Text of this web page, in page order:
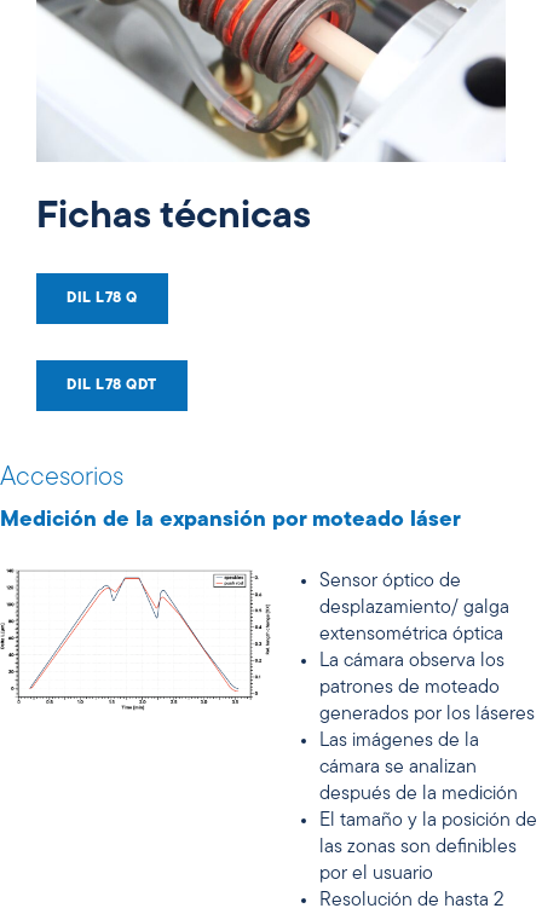
Fichas técnicas
DIL L78 Q
DIL L78 QDT
Accesorios
Medición de la expansión por moteado láser
Sensor óptico de
desplazamiento/ galga
extensométrica óptica
La cámara observa los
patrones de moteado
generados por los láseres
Las imágenes de la
cámara se analizan
después de la medición
El tamaño y la posición de
las zonas son definibles
por el usuario
Resolución de hasta 2